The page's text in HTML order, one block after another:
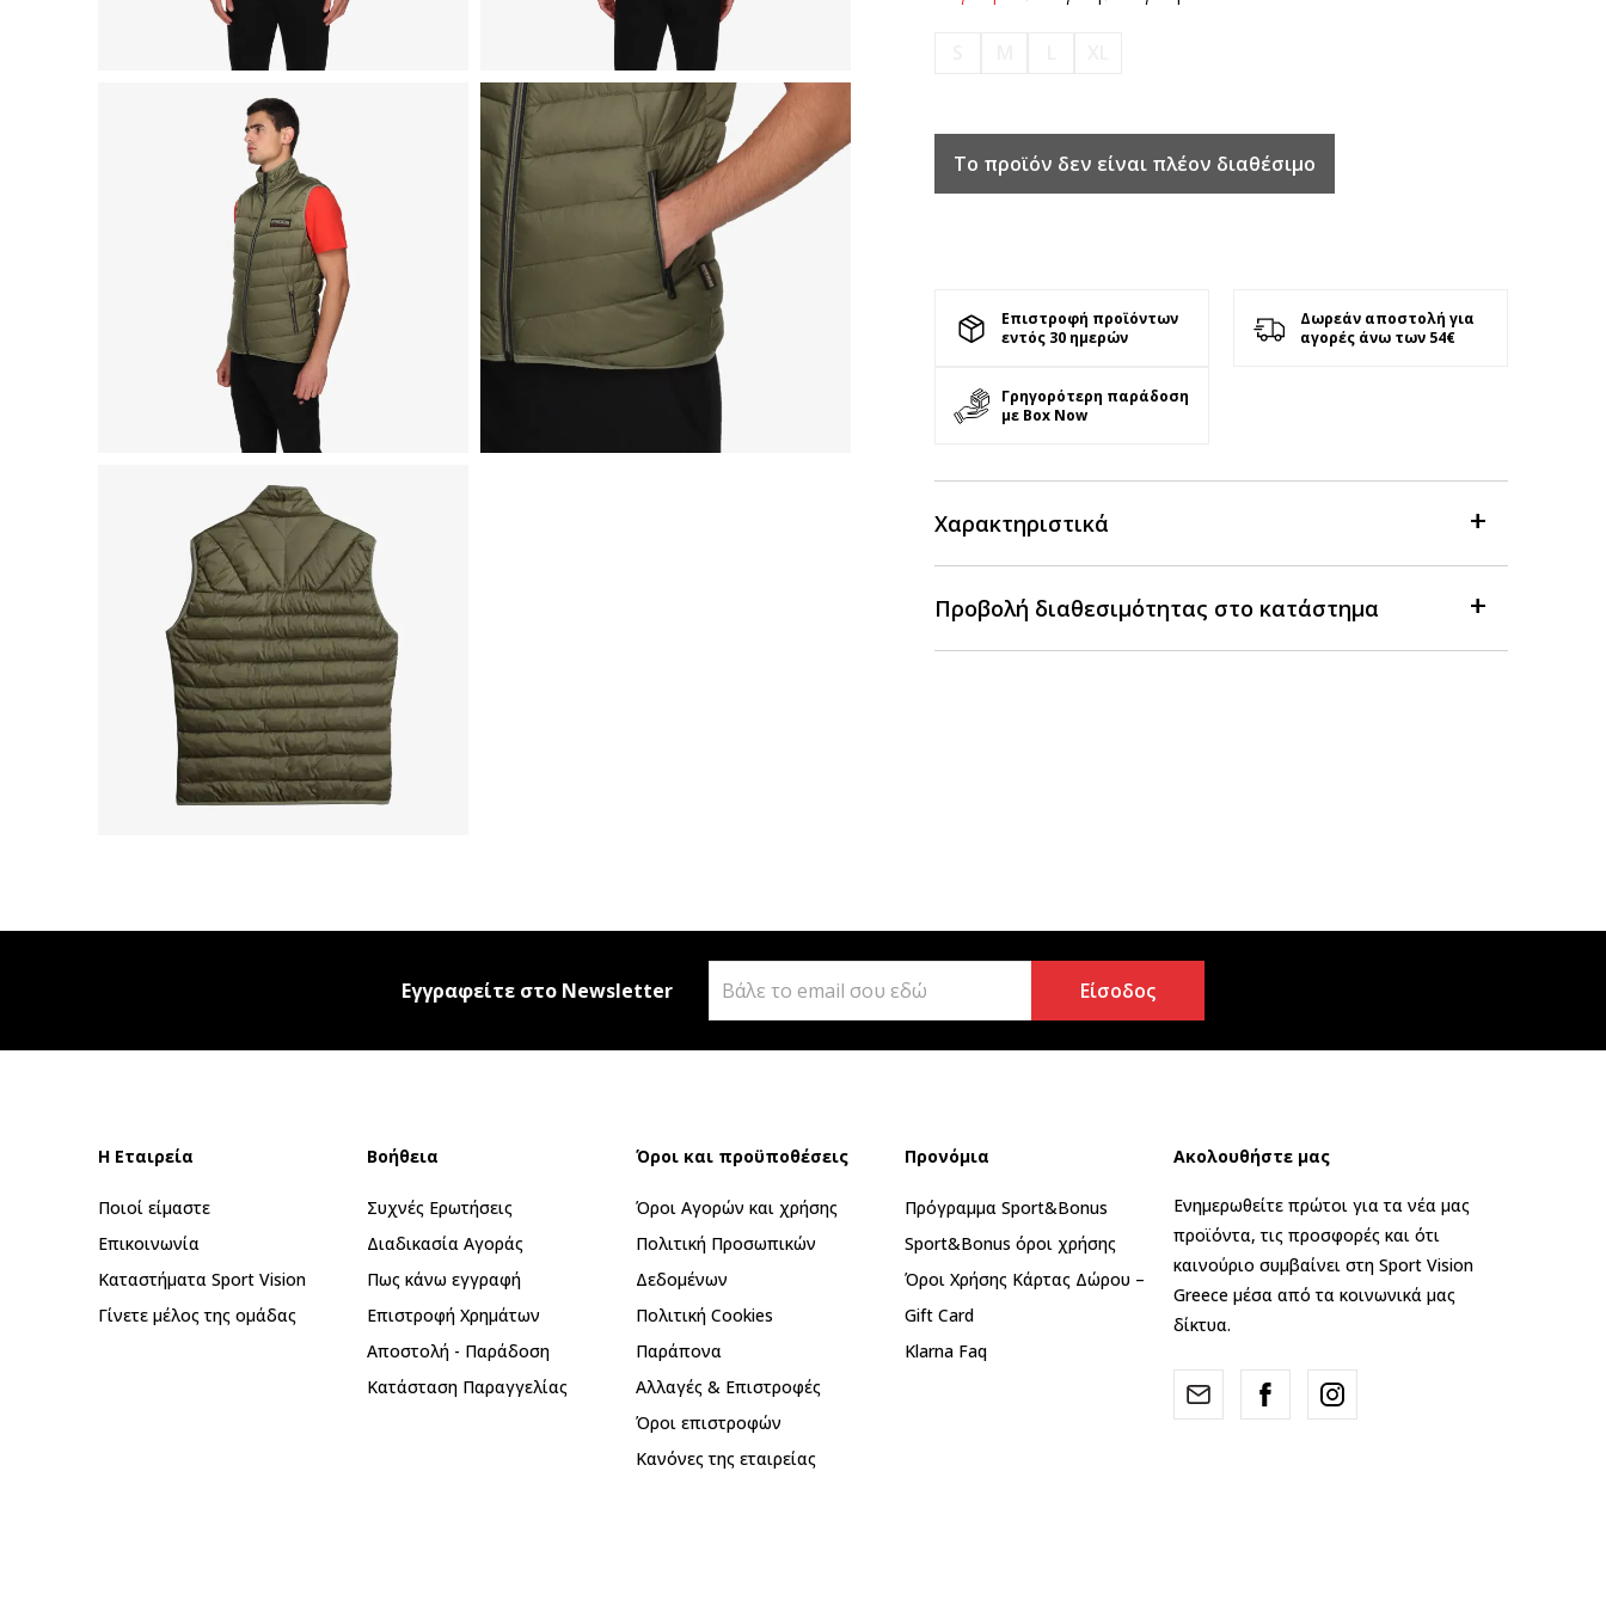
Το προϊόν δεν είναι πλέον διαθέσιμο
Επιστροφή προϊόντων
εντός 30 ημερών
Δωρεάν αποστολή για
αγορές άνω των 54€
Γρηγορότερη παράδοση
με Box Now
Χαρακτηριστικά
Προβολή διαθεσιμότητας στο κατάστημα
Εγγραφείτε στο Newsletter Είσοδος
Η Εταιρεία
Ποιοί είμαστε
Επικοινωνία
Καταστήματα Sport Vision
Γίνετε μέλος της ομάδας
Βοήθεια
Συχνές Ερωτήσεις
Διαδικασία Αγοράς
Πως κάνω εγγραφή
Επιστροφή Xρημάτων
Αποστολή - Παράδοση
Κατάσταση Παραγγελίας
Όροι και προϋποθέσεις
Όροι Αγορών και χρήσης
Πολιτική Προσωπικών
Δεδομένων
Πολιτική Cookies
Παράπονα
Αλλαγές & Επιστροφές
Όροι επιστροφών
Κανόνες της εταιρείας
Προνόμια
Πρόγραμμα Sport&Bonus
Sport&Bonus όροι χρήσης
Όροι Χρήσης Κάρτας Δώρου –
Gift Card
Klarna Faq
Ακολουθήστε μας
Ενημερωθείτε πρώτοι για τα νέα μας
προϊόντα, τις προσφορές και ότι
καινούριο συμβαίνει στη Sport Vision
Greece μέσα από τα κοινωνικά μας
δίκτυα.